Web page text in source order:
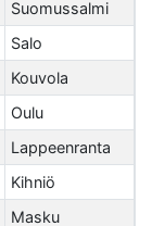
Suomussalmi
Salo
Kouvola
Oulu
Lappeenranta
Kihniö
Masku